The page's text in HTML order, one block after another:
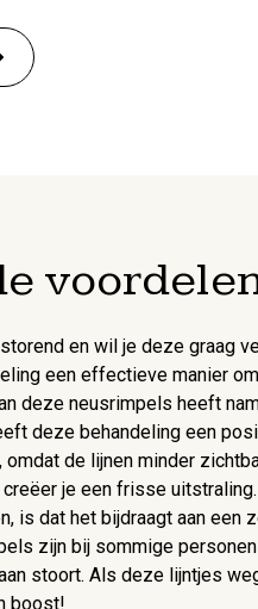
en wil je deze graag
een effectieve manier
deze neusrimpels heeft
deze behandeling een
de lijnen minder
je een frisse
is dat het bijdraagt aan een
zijn bij sommige
stoort. Als deze lijntjes
boost!